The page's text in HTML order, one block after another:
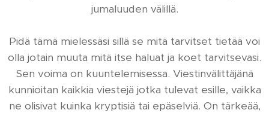
jumaluuden välillä.
Pidä tämä mielessäsi sillä se mitä tarvitset tietää voi
olla jotain muuta mitä itse haluat ja koet tarvitsevasi.
Sen voima on kuuntelemisessa. Viestinvälittäjänä
kunnioitan kaikkia viestejä jotka tulevat esille, vaikka
ne olisivat kuinka kryptisiä tai epäselviä. On tärkeää,